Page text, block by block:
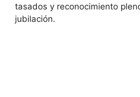
tasados y reconocimiento
jubilación.